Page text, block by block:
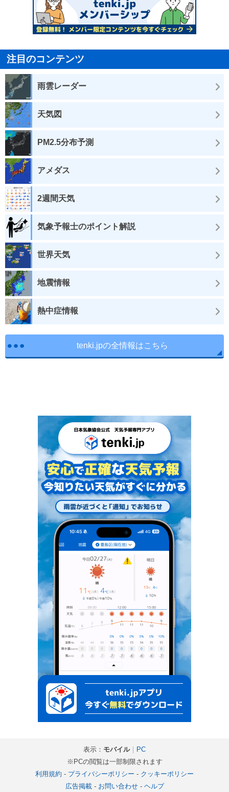
注目のコンテンツ
雨雲レーダー
天気図
PM2.5分布予測
アメダス
2週間天気
気象予報士のポイント解説
世界天気
地震情報
熱中症情報
tenki.jpの全情報はこちら
表示： モバイル｜ PC
※PCの閲覧は一部制限されます
利用規約 - プライバシーポリシー - クッキーポリシー
広告掲載- お問い合わせ- ヘルプ